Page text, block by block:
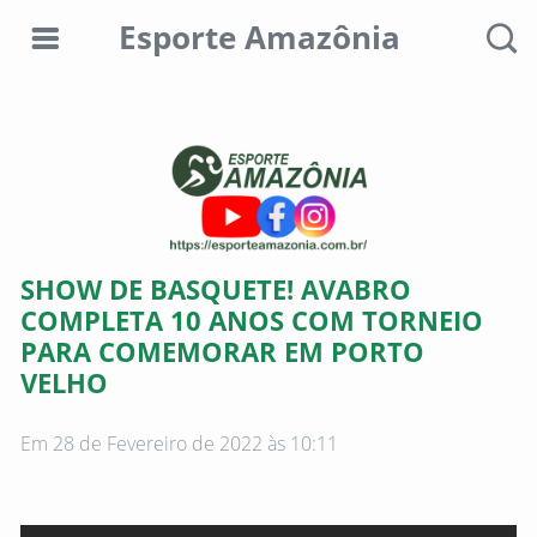
Esporte Amazônia
Sobre
nós
Anunciar
aqui
Consultar
SHOW DE BASQUETE! AVABRO
COMPLETA 10 ANOS COM TORNEIO
PARA COMEMORAR EM PORTO
VELHO
Em 28 de Fevereiro de 2022 às 10:11